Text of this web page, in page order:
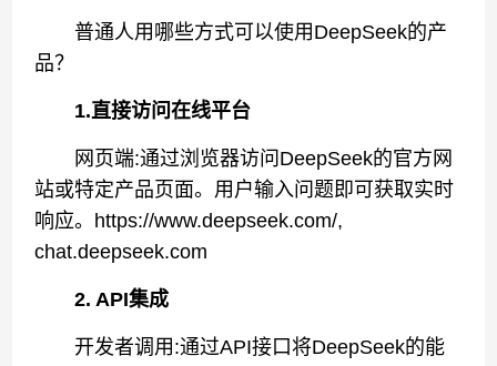
普通人用哪些方式可以使用DeepSeek的产
品？
1.直接访问在线平台
网页端:通过浏览器访问DeepSeek的官方网
站或特定产品页面。用户输入问题即可获取实时
响应。https://www.deepseek.com/,
chat.deepseek.com
2. API集成
开发者调用:通过API接口将DeepSeek的能